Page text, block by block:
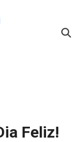
Feliz!